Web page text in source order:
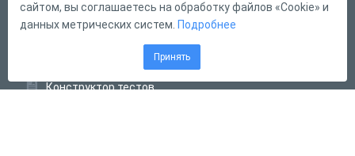
Форма обратной связи
Конструктор тестов
сайтом, вы соглашаетесь на обработку файлов «Cookie» и
данных метрических систем. Подробнее
Принять